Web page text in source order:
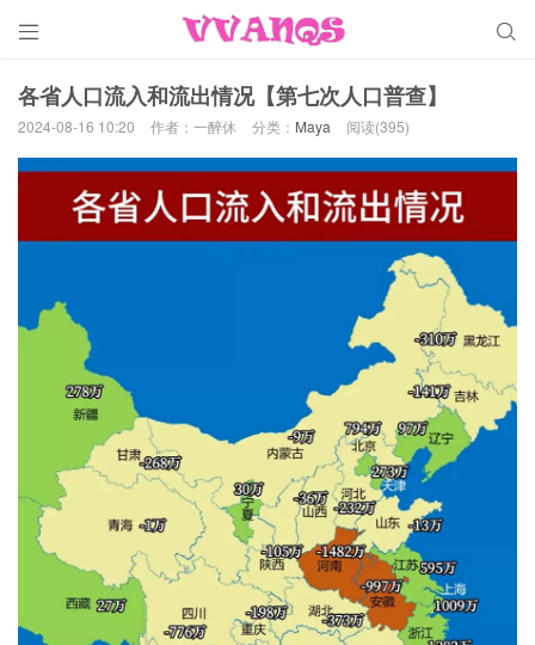
 
各省人口流入和流出情况【第七次人口普查】
2024-08-16 10:20 作者：一醉休 分类： Maya 阅读(395)